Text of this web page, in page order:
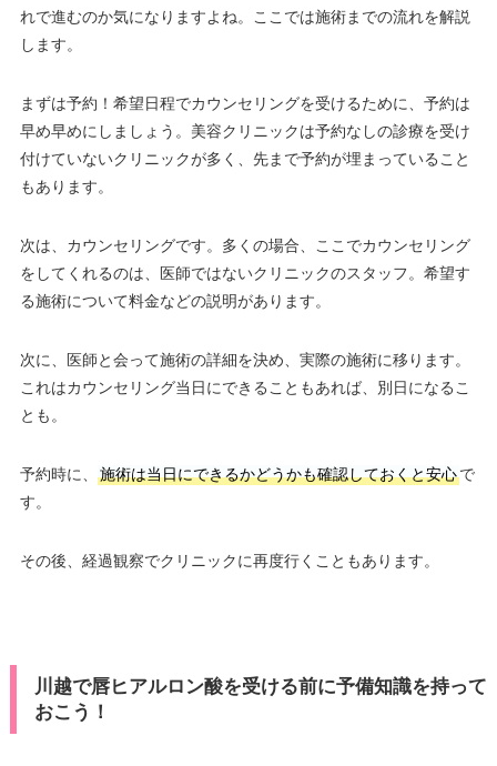
れで進むのか気になりますよね。ここでは施術までの流れを解説
します。
まずは予約！希望日程でカウンセリングを受けるために、予約は
早め早めにしましょう。美容クリニックは予約なしの診療を受け
付けていないクリニックが多く、先まで予約が埋まっていること
もあります。
次は、カウンセリングです。多くの場合、ここでカウンセリング
をしてくれるのは、医師ではないクリニックのスタッフ。希望す
る施術について料金などの説明があります。
次に、医師と会って施術の詳細を決め、実際の施術に移ります。
これはカウンセリング当日にできることもあれば、別日になるこ
とも。
予約時に、 施術は当日にできるかどうかも確認しておくと安心で
す。
その後、経過観察でクリニックに再度行くこともあります。
川越で唇ヒアルロン酸を受ける前に予備知識を持って
おこう！